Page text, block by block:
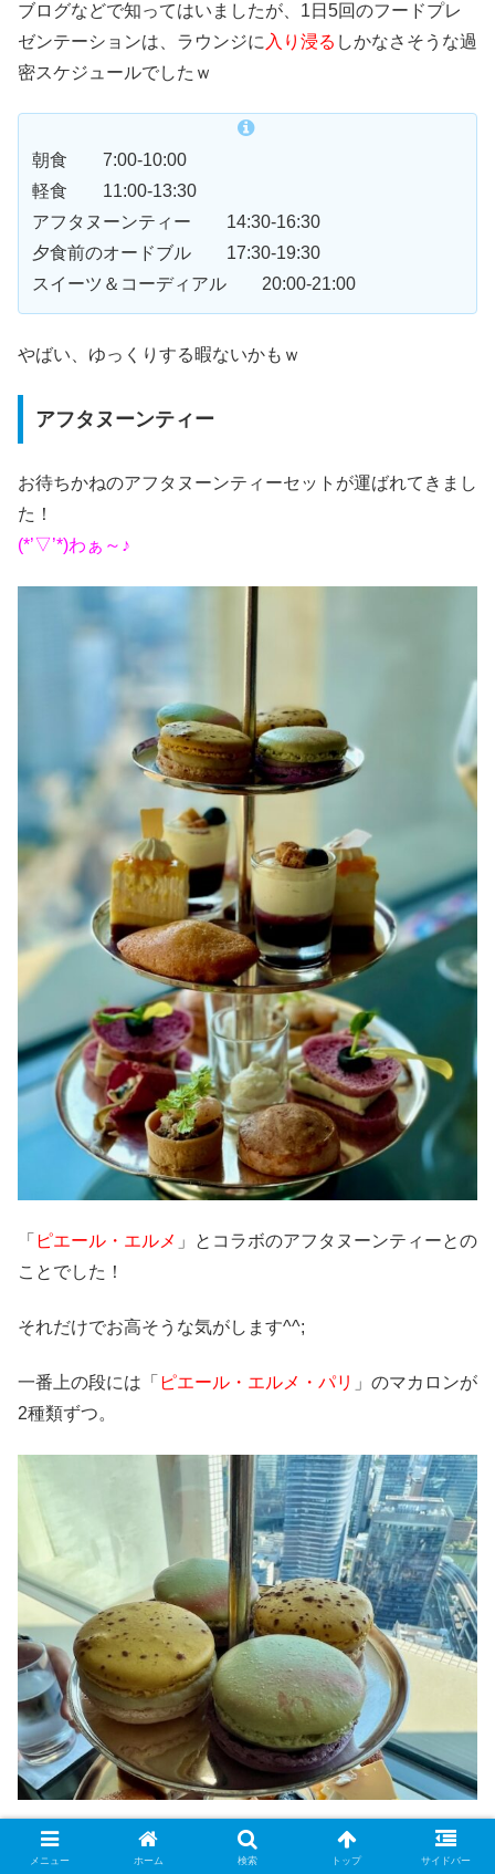
ブログなどで知ってはいましたが、1日5回のフードプレ
ゼンテーションは、ラウンジに 入り浸る しかなさそうな過
密スケジュールでしたｗ
朝食 7:00-10:00
軽食 11:00-13:30
アフタヌーンティー 14:30-16:30
夕食前のオードブル 17:30-19:30
スイーツ＆コーディアル 20:00-21:00
やばい、ゆっくりする暇ないかもｗ
アフタヌーンティー
お待ちかねのアフタヌーンティーセットが運ばれてきまし
た！
(*’▽’*)わぁ～♪
「 ピエール・エルメ 」とコラボのアフタヌーンティーとの
ことでした！
それだけでお高そうな気がします^^;
一番上の段には「 ピエール・エルメ・パリ 」のマカロンが
2種類ずつ。
「1個400円くらいするのかな？」
メニュー ホーム 検索 トップ サイドバー